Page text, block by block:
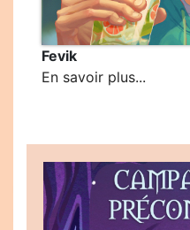
Fevik
En savoir plus...